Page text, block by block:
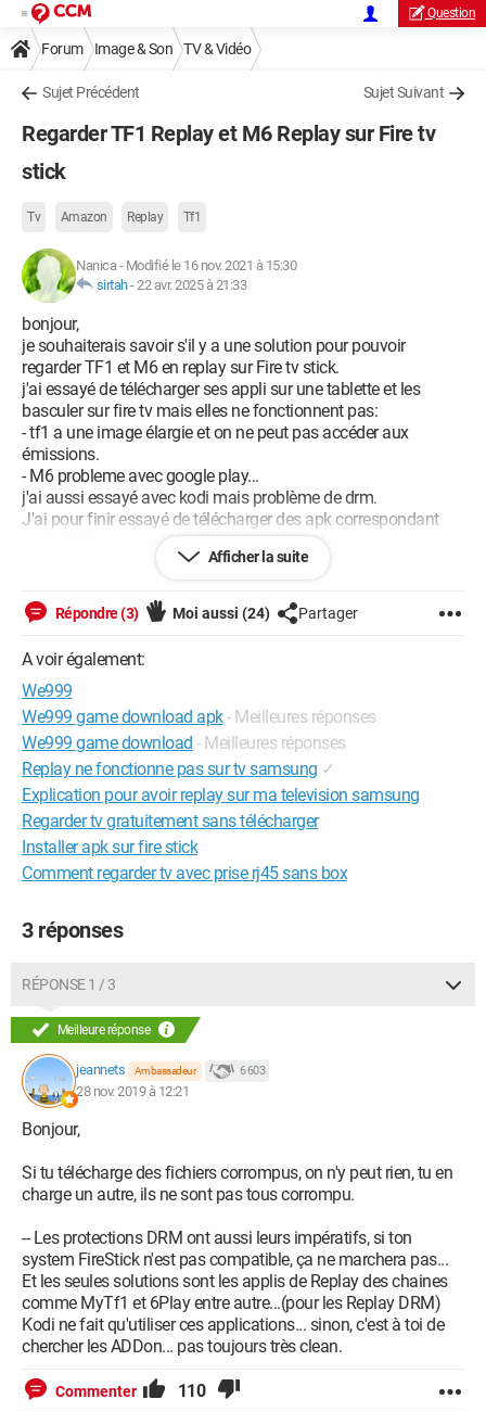
Question
Forum Image & Son TV & Vidéo
Sujet Précédent Sujet Suivant
Regarder TF1 Replay et M6 Replay sur Fire tv
stick
Tv Amazon Replay Tf1
Nanica- Modifié le 16 nov. 2021 à 15:30
sirtah-22 avr. 2025 à 21:33
bonjour,
je souhaiterais savoir s'il y a une solution pour pouvoir
regarder TF1 et M6 en replay sur Fire tv stick.
j'ai essayé de télécharger ses appli sur une tablette et les
basculer sur fire tv mais elles ne fonctionnent pas:
- tf1 a une image élargie et on ne peut pas accéder aux
émissions.
- M6 probleme avec google play...
j'ai aussi essayé avec kodi mais problème de drm.
J'ai pour finir essayé de télécharger des apk correspondant
mais "fichiers corrompus"
quelqu'un a t'il la solution?Afficher la suite
Répondre (3) Moi aussi (24) Partager
A voir également:
We999
We999 game download apk- Meilleures réponses
We999 game download - Meilleures réponses
Replay ne fonctionne pas sur tv samsung ✓
Explication pour avoir replay sur ma television samsung
Regarder tv gratuitement sans télécharger
Installer apk sur fire stick
Comment regarder tv avec prise rj45 sans box
3 réponses
RÉPONSE 1 / 3
Meilleure réponse
jeannets Ambassadeur 6 603
28 nov. 2019 à 12:21
Bonjour,
Si tu télécharge des fichiers corrompus, on n'y peut rien, tu en
charge un autre, ils ne sont pas tous corrompu.
-- Les protections DRM ont aussi leurs impératifs, si ton
system FireStick n'est pas compatible, ça ne marchera pas...
Et les seules solutions sont les applis de Replay des chaines
comme MyTf1 et 6Play entre autre...(pour les Replay DRM)
Kodi ne fait qu'utiliser ces applications... sinon, c'est à toi de
chercher les ADDon... pas toujours très clean.
Commenter 110